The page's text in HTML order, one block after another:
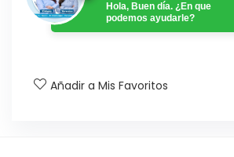
Hola, Buen día. ¿En que
podemos ayudarle?
Añadir a Mis Favoritos